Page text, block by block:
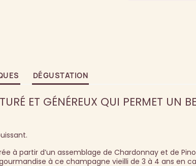
DÉGUSTATION
ET GÉNÉREUX QUI PERMET UN
à partir d’un assemblage de Chardonnay et de
à ce champagne vieilli de 3 à 4 ans en